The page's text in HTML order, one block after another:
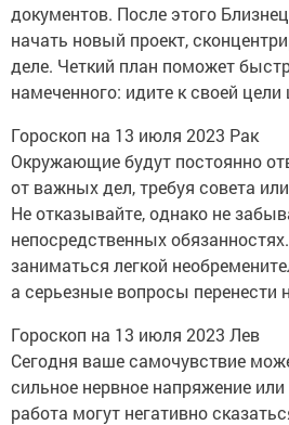
документов. После этого
начать новый проект,
деле. Четкий план поможет
намеченного: идите к своей
Гороскоп на 13 июля 2023 Рак
Окружающие будут постоянно
от важных дел, требуя совета
Не отказывайте, однако не
непосредственных
заниматься легкой
а серьезные вопросы перенести
Гороскоп на 13 июля 2023 Лев
Сегодня ваше самочувствие
сильное нервное напряжение
работа могут негативно